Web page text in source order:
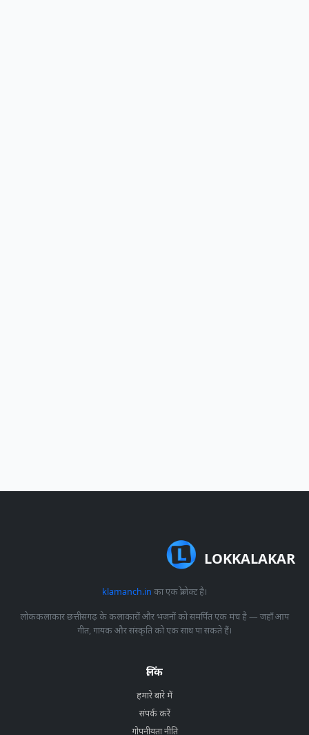
LOKKALAKAR
klamanch.in का एक प्रोजेक्ट है।
लोककलाकार छत्तीसगढ़ के कलाकारों और भजनों को समर्पित एक मंच है — जहाँ आप
गीत, गायक और संस्कृति को एक साथ पा सकते हैं।
लिंक
हमारे बारे में
संपर्क करें
गोपनीयता नीति